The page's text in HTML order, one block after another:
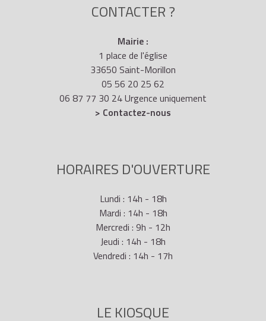
CONTACTER ?
Mairie :
1 place de l'église
33650 Saint-Morillon
05 56 20 25 62
06 87 77 30 24 Urgence uniquement
> Contactez-nous
HORAIRES D'OUVERTURE
Lundi : 14h - 18h
Mardi : 14h - 18h
Mercredi : 9h - 12h
Jeudi : 14h - 18h
Vendredi : 14h - 17h
LE KIOSQUE